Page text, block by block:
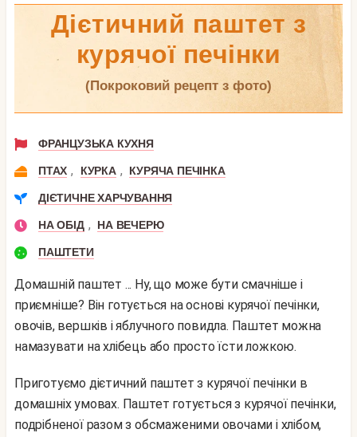
Дієтичний паштет з
курячої печінки
(покроковий рецепт з фото)
ФРАНЦУЗЬКА КУХНЯ
ПТАХ , КУРКА , КУРЯЧА ПЕЧІНКА
ДІЄТИЧНЕ ХАРЧУВАННЯ
НА ОБІД , НА ВЕЧЕРЮ
ПАШТЕТИ
Домашній паштет ... Ну, що може бути смачніше і
приємніше? Він готується на основі курячої печінки,
овочів, вершків і яблучного повидла. Паштет можна
намазувати на хлібець або просто їсти ложкою.
Приготуємо дієтичний паштет з курячої печінки в
домашніх умовах. Паштет готується з курячої печінки,
подрібненої разом з обсмаженими овочами і хлібом,